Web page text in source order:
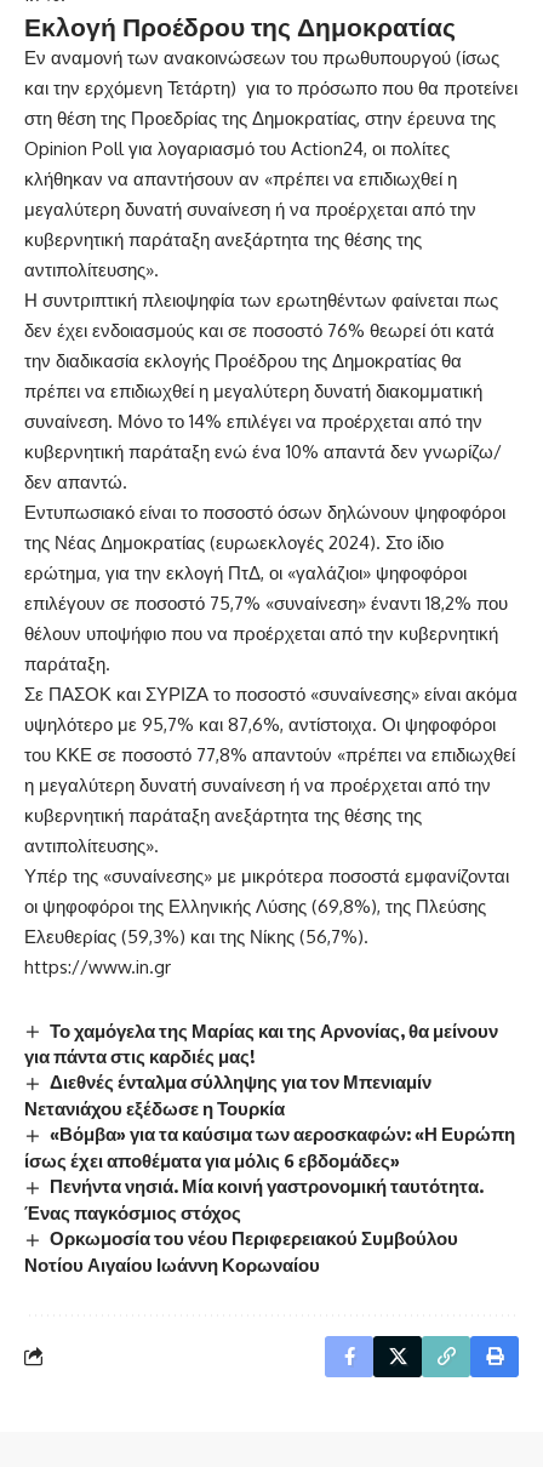
Εκλογή Προέδρου της Δημοκρατίας
Εν αναμονή των ανακοινώσεων του πρωθυπουργού (ίσως
και την ερχόμενη Τετάρτη) για το πρόσωπο που θα προτείνει
στη θέση της Προεδρίας της Δημοκρατίας, στην έρευνα της
Opinion Poll για λογαριασμό του Action24, οι πολίτες
κλήθηκαν να απαντήσουν αν «πρέπει να επιδιωχθεί η
μεγαλύτερη δυνατή συναίνεση ή να προέρχεται από την
κυβερνητική παράταξη ανεξάρτητα της θέσης της
αντιπολίτευσης».
Η συντριπτική πλειοψηφία των ερωτηθέντων φαίνεται πως
δεν έχει ενδοιασμούς και σε ποσοστό 76% θεωρεί ότι κατά
την διαδικασία εκλογής Προέδρου της Δημοκρατίας θα
πρέπει να επιδιωχθεί η μεγαλύτερη δυνατή διακομματική
συναίνεση. Μόνο το 14% επιλέγει να προέρχεται από την
κυβερνητική παράταξη ενώ ένα 10% απαντά δεν γνωρίζω/
δεν απαντώ.
Εντυπωσιακό είναι το ποσοστό όσων δηλώνουν ψηφοφόροι
της Νέας Δημοκρατίας (ευρωεκλογές 2024). Στο ίδιο
ερώτημα, για την εκλογή ΠτΔ, οι «γαλάζιοι» ψηφοφόροι
επιλέγουν σε ποσοστό 75,7% «συναίνεση» έναντι 18,2% που
θέλουν υποψήφιο που να προέρχεται από την κυβερνητική
παράταξη.
Σε ΠΑΣΟΚ και ΣΥΡΙΖΑ το ποσοστό «συναίνεσης» είναι ακόμα
υψηλότερο με 95,7% και 87,6%, αντίστοιχα. Οι ψηφοφόροι
του ΚΚΕ σε ποσοστό 77,8% απαντούν «πρέπει να επιδιωχθεί
η μεγαλύτερη δυνατή συναίνεση ή να προέρχεται από την
κυβερνητική παράταξη ανεξάρτητα της θέσης της
αντιπολίτευσης».
Υπέρ της «συναίνεσης» με μικρότερα ποσοστά εμφανίζονται
οι ψηφοφόροι της Ελληνικής Λύσης (69,8%), της Πλεύσης
Ελευθερίας (59,3%) και της Νίκης (56,7%).
https://www.in.gr
Το χαμόγελα της Μαρίας και της Αρνονίας, θα μείνουν
για πάντα στις καρδιές μας!
Διεθνές ένταλμα σύλληψης για τον Μπενιαμίν
Νετανιάχου εξέδωσε η Τουρκία
«Βόμβα» για τα καύσιμα των αεροσκαφών: «Η Ευρώπη
ίσως έχει αποθέματα για μόλις 6 εβδομάδες»
Πενήντα νησιά. Μία κοινή γαστρονομική ταυτότητα.
Ένας παγκόσμιος στόχος
Ορκωμοσία του νέου Περιφερειακού Συμβούλου
Νοτίου Αιγαίου Ιωάννη Κορωναίου